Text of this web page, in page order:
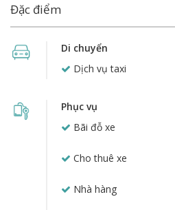
Đặc điểm
Di chuyển
Dịch vụ taxi
Phục vụ
Bãi đỗ xe
Cho thuê xe
Nhà hàng